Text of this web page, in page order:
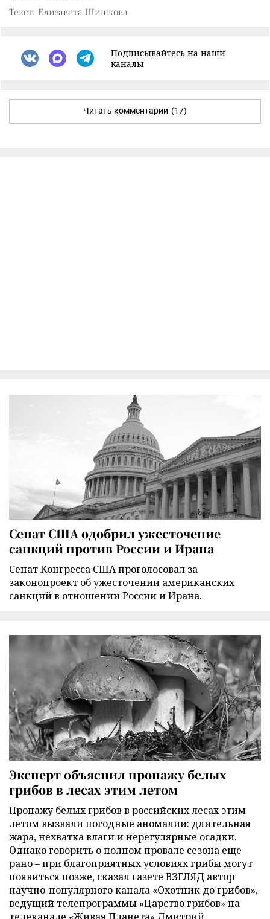
Текст: Елизавета Шишкова
Подписывайтесь на наши
каналы
Читать комментарии (17)
Сенат США одобрил ужесточение
санкций против России и Ирана
Сенат Конгресса США проголосовал за
законопроект об ужесточении американских
санкций в отношении России и Ирана.
Эксперт объяснил пропажу белых
грибов в лесах этим летом
Пропажу белых грибов в российских лесах этим
летом вызвали погодные аномалии: длительная
жара, нехватка влаги и нерегулярные осадки.
Однако говорить о полном провале сезона еще
рано – при благоприятных условиях грибы могут
появиться позже, сказал газете ВЗГЛЯД автор
научно-популярного канала «Охотник до грибов»,
ведущий телепрограммы «Царство грибов» на